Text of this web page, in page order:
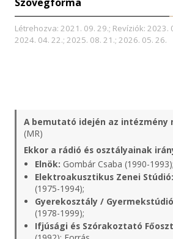
Létrehozva: 2021. 09. 29.; Revíziók: 2023.
2024. 04. 22.; 2025. 08. 21.; 2026. 05. 26.
A bemutató idején az intézmény
(MR)
Ekkor a rádió és osztályainak
Elnök: Gombár Csaba (1990-1993);
Elektroakusztikus Zenei Stúdió:
(1975-1994);
Gyerekosztály /
(1978-1999);
Ifjúsági és Szórakoztató